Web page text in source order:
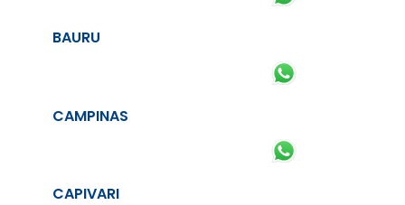
BAURU
CAMPINAS
CAPIVARI